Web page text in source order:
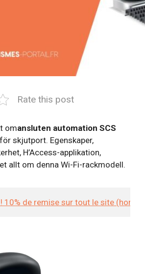
Rate this post
omansluten automation SCS
skjutport. Egenskaper,
H’Access-applikation,
allt om denna Wi-Fi-rackmodell.
10% de remise sur tout le site (hors